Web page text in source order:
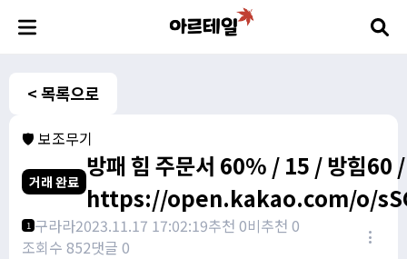
< 목록으로
🛡️ 보조무기
거래 완료
방패 힘 주문서 60% / 15 / 방힘60 /
https://open.kakao.com/o/
1 구라라2023.11.17 17:02:19추천 0비추천 0
조회수 852댓글 0